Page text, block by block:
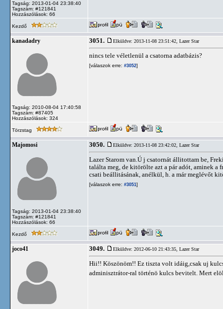
Tagság: 2013-01-04 23:38:40
Tagszám: #121841
Hozzászólások: 66
Kezdő
kanadadry
Tagság: 2010-08-04 17:40:58
Tagszám: #87405
Hozzászólások: 324
3051. Elküldve: 2013-11-08 23:51:42, Lazer Star
nincs tele véletlenül a csatorna adatbázis?
[válaszok erre: #3052]
Törzstag
Majomosi
Tagság: 2013-01-04 23:38:40
Tagszám: #121841
Hozzászólások: 66
3050. Elküldve: 2013-11-08 23:42:02, Lazer Star
Lazer Starom van.Ú j csatornát állitottam be,
találta meg, de kitörölte azt a pár adót, aminek a
csati beállitásának, anélkül, h. a már meglévőt
[válaszok erre: #3051]
Kezdő
joco41 3049. Elküldve: 2012-06-10 21:43:35, Lazer Star
Hii!! Köszönöm!! Ez tiszta volt idáig,csak uj
adminisztrátor-ral történö kulcs bevitelt. Mert